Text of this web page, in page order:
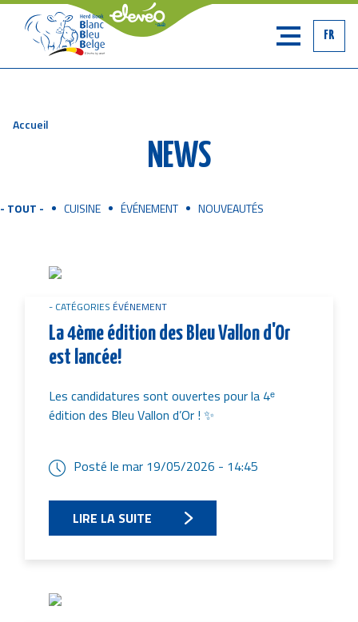
FR
Accueil
NEWS
- TOUT - CUISINE ÉVÉNEMENT NOUVEAUTÉS
Image
CATÉGORIES ÉVÉNEMENT
La 4ème édition des Bleu Vallon d'Or
est lancée!
Les candidatures sont ouvertes pour la 4ᵉ
édition des Bleu Vallon d’Or ! ✨
Posté le mar 19/05/2026 - 14:45
LIRE LA SUITE
Image